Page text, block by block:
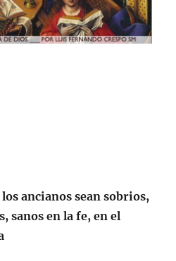
los ancianos sean sobrios,
sanos en la fe, en el